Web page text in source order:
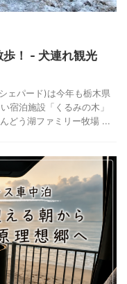
歩！ - 犬連れ観光
ェパード)は今年も栃木県
宿泊施設「くるみの木」
どう湖ファミリー牧場 ...